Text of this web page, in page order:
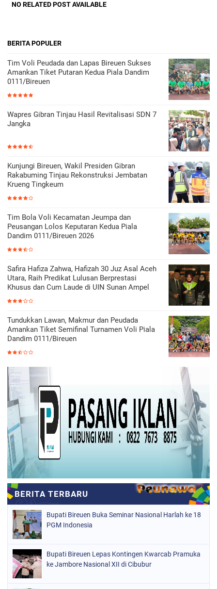
NO RELATED POST AVAILABLE
BERITA POPULER
Tim Voli Peudada dan Lapas Bireuen Sukses
Amankan Tiket Putaran Kedua Piala Dandim
0111/Bireuen
Wapres Gibran Tinjau Hasil Revitalisasi SDN 7
Jangka
Kunjungi Bireuen, Wakil Presiden Gibran
Rakabuming Tinjau Rekonstruksi Jembatan
Krueng Tingkeum
Tim Bola Voli Kecamatan Jeumpa dan
Peusangan Lolos Keputaran Kedua Piala
Dandim 0111/Bireuen 2026
Safira Hafiza Zahwa, Hafizah 30 Juz Asal Aceh
Utara, Raih Predikat Lulusan Berprestasi
Khusus dan Cum Laude di UIN Sunan Ampel
Tundukkan Lawan, Makmur dan Peudada
Amankan Tiket Semifinal Turnamen Voli Piala
Dandim 0111/Bireuen
Bupati Bireuen Buka Seminar Nasional Harlah ke 18
PGM Indonesia
Bupati Bireuen Lepas Kontingen Kwarcab Pramuka
ke Jambore Nasional XII di Cibubur